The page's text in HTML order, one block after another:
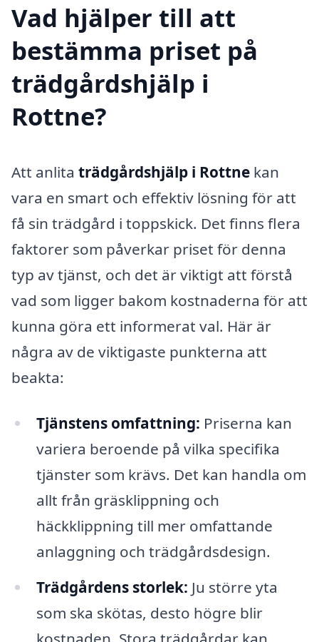
Vad hjälper till att
bestämma priset på
trädgårdshjälp i
Rottne?
Att anlita trädgårdshjälp i Rottne kan
vara en smart och effektiv lösning för att
få sin trädgård i toppskick. Det finns flera
faktorer som påverkar priset för denna
typ av tjänst, och det är viktigt att förstå
vad som ligger bakom kostnaderna för att
kunna göra ett informerat val. Här är
några av de viktigaste punkterna att
beakta:
Tjänstens omfattning: Priserna kan
variera beroende på vilka specifika
tjänster som krävs. Det kan handla om
allt från gräsklippning och
häckklippning till mer omfattande
anlaggning och trädgårdsdesign.
Trädgårdens storlek: Ju större yta
som ska skötas, desto högre blir